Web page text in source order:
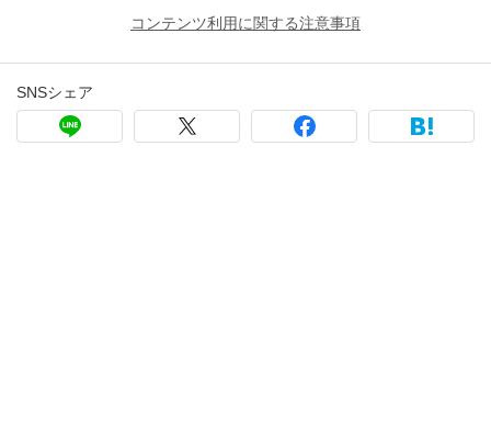
コンテンツ利用に関する注意事項
SNSシェア